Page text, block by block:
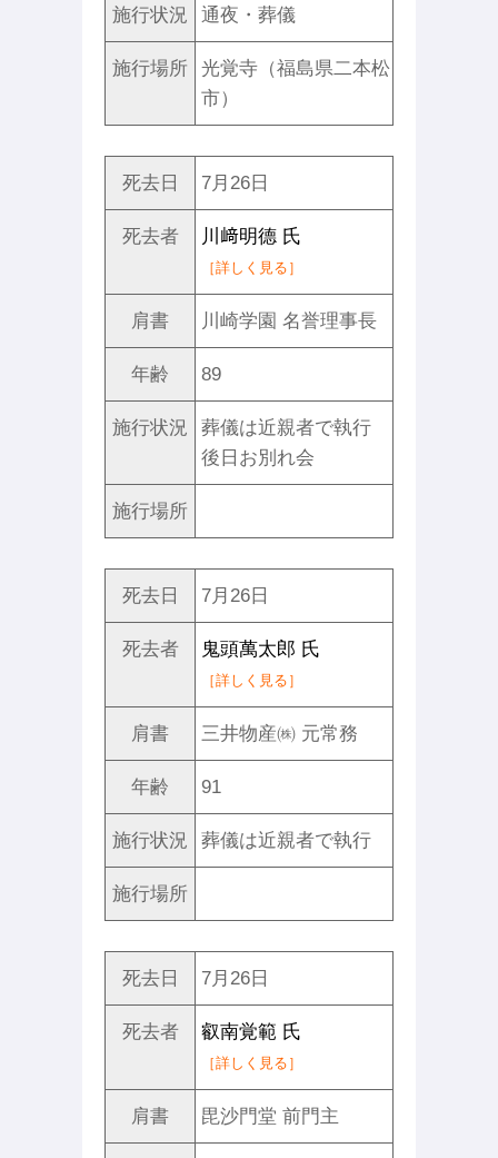
施行状況 通夜・葬儀
施行場所
光覚寺（福島県二本松
市）
死去日 7月26日
死去者 川﨑明德 氏
［詳しく見る］
肩書 川崎学園 名誉理事長
年齢 89
施行状況
葬儀は近親者で執行
後日お別れ会
施行場所
死去日 7月26日
死去者 鬼頭萬太郎 氏
［詳しく見る］
肩書 三井物産㈱ 元常務
年齢 91
施行状況 葬儀は近親者で執行
施行場所
死去日 7月26日
死去者 叡南覚範 氏
［詳しく見る］
肩書 毘沙門堂 前門主